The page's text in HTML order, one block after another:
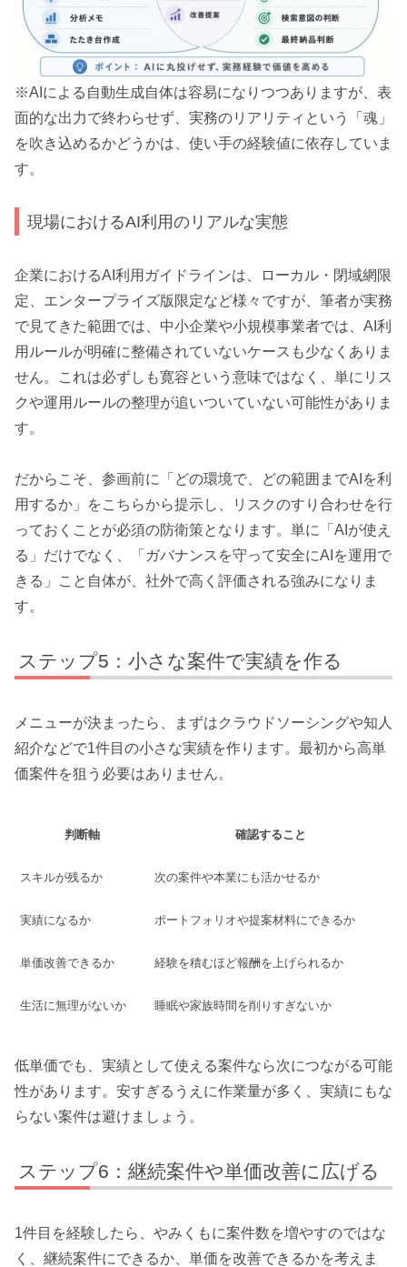
※AIによる自動生成自体は容易になりつつありますが、表
面的な出力で終わらせず、実務のリアリティという「魂」
を吹き込めるかどうかは、使い手の経験値に依存していま
す。
現場におけるAI利用のリアルな実態
企業におけるAI利用ガイドラインは、ローカル・閉域網限
定、エンタープライズ版限定など様々ですが、筆者が実務
で見てきた範囲では、中小企業や小規模事業者では、AI利
用ルールが明確に整備されていないケースも少なくありま
せん。これは必ずしも寛容という意味ではなく、単にリス
クや運用ルールの整理が追いついていない可能性がありま
す。
だからこそ、参画前に「どの環境で、どの範囲までAIを利
用するか」をこちらから提示し、リスクのすり合わせを行
っておくことが必須の防衛策となります。単に「AIが使え
る」だけでなく、「ガバナンスを守って安全にAIを運用で
きる」こと自体が、社外で高く評価される強みになりま
す。
ステップ5：小さな案件で実績を作る
メニューが決まったら、まずはクラウドソーシングや知人
紹介などで1件目の小さな実績を作ります。最初から高単
価案件を狙う必要はありません。
判断軸 確認すること
スキルが残るか 次の案件や本業にも活かせるか
実績になるか ポートフォリオや提案材料にできるか
単価改善できるか 経験を積むほど報酬を上げられるか
生活に無理がないか 睡眠や家族時間を削りすぎないか
低単価でも、実績として使える案件なら次につながる可能
性があります。安すぎるうえに作業量が多く、実績にもな
らない案件は避けましょう。
ステップ6：継続案件や単価改善に広げる
1件目を経験したら、やみくもに案件数を増やすのではな
く、継続案件にできるか、単価を改善できるかを考えま